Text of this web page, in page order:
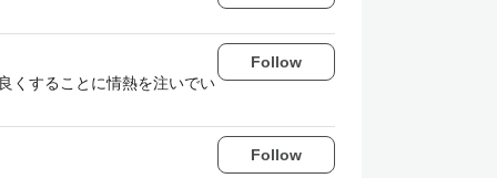
することに情熱を注いでい
Follow
Follow